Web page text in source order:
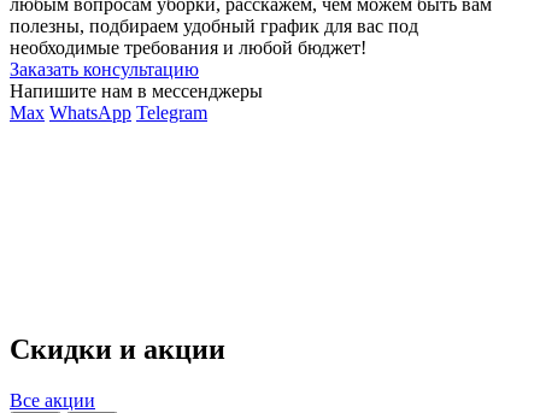
полезны, подбираем удобный график для вас под
необходимые требования и любой бюджет!
Заказать консультацию
Напишите нам в мессенджеры
Max WhatsApp Telegram
Скидки и акции
Все акции